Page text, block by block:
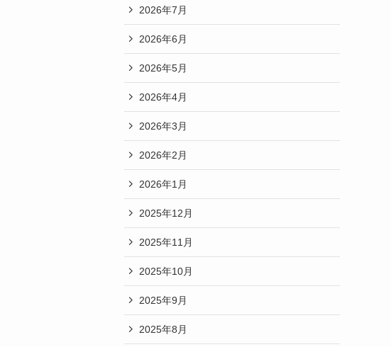
2026年7月
2026年6月
2026年5月
2026年4月
2026年3月
2026年2月
2026年1月
2025年12月
2025年11月
2025年10月
2025年9月
2025年8月